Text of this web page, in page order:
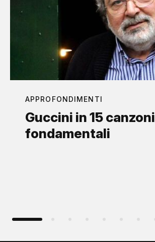
APPROFONDIMENTI
Guccini in 15 canzoni
fondamentali